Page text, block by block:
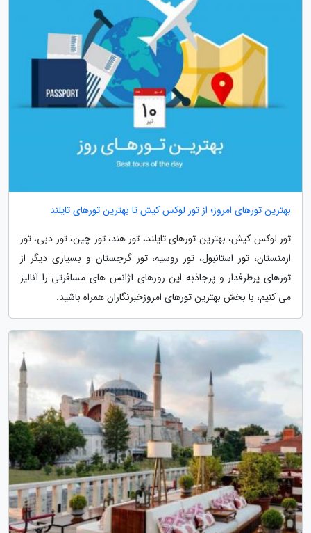
بهترین تورهای امروز؛ از تور لوکس کیش تا بهترین تورهای تایلند
تور لوکس کیش، بهترین تورهای تایلند، تور هند، تور چین، تور دبی، تور
ارمنستان، تور استانبول، تور روسیه، تور گرجستان و بسیاری دیگر از
تورهای پرطرفدار و پرجاذبه این روزهای آژانس های مسافرتی را آنالیز
می کنیم، با بخش بهترین تورهای امروزخبرنگاران همراه باشید.